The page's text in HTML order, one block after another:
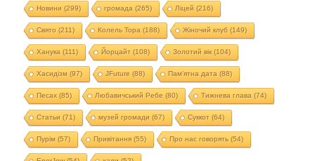
Новини (299) громада (265) Ліцей (216)
Свято (211) Колель Тора (188) Жіночий клуб (149)
Ханука (111) Йорцайт (108) Золотий вік(104)
Хасидізм (97) JFuture (88) Пам'ятна дата (88)
Песах(85) Любавичський Ребе (80) Тижнева глава (74)
Статьи (71) музей громади (67) Суккот (64)
Пурім (57) Привітання(55) Про нас говорять (54)